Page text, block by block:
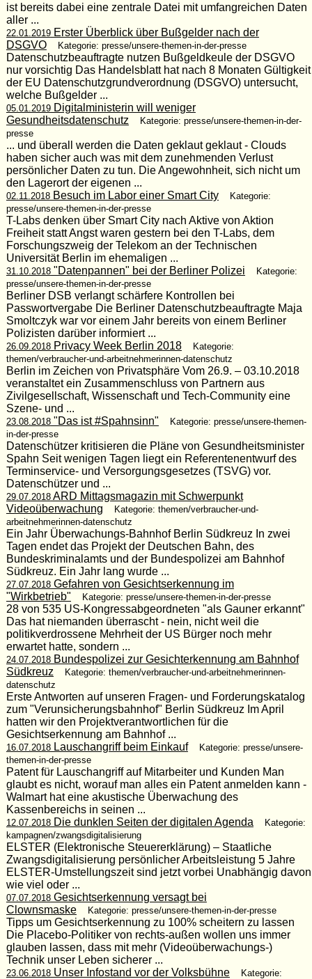
ist bereits dabei eine zentrale Datei mit umfangreichen Daten
aller ...
22.01.2019Erster Überblick über Bußgelder nach der
DSGVO
Kategorie: presse/unsere-themen-in-der-presse
Datenschutzbeauftragte nutzen Bußgeldkeule der DSGVO
nur vorsichtig Das Handelsblatt hat nach 8 Monaten Gültigkeit
der EU Datenschutzgrundverordnung (DSGVO) untersucht,
welche Bußgelder ...
05.01.2019Digitalministerin will weniger
Gesundheitsdatenschutz
Kategorie: presse/unsere-themen-in-der-
presse
... und überall werden die Daten geklaut geklaut - Clouds
haben sicher auch was mit dem zunehmenden Verlust
persönlicher Daten zu tun. Die Angewohnheit, sich nicht um
den Lagerort der eigenen ...
02.11.2018Besuch im Labor einer Smart City
Kategorie:
presse/unsere-themen-in-der-presse
T-Labs denken über Smart City nach Aktive von Aktion
Freiheit statt Angst waren gestern bei den T-Labs, dem
Forschungszweig der Telekom an der Technischen
Universität Berlin im ehemaligen ...
31.10.2018"Datenpannen" bei der Berliner Polizei
Kategorie:
presse/unsere-themen-in-der-presse
Berliner DSB verlangt schärfere Kontrollen bei
Passwortvergabe Die Berliner Datenschutzbeauftragte Maja
Smoltczyk war vor einem Jahr bereits von einem Berliner
Polizisten darüber informiert ...
26.09.2018Privacy Week Berlin 2018
Kategorie:
themen/verbraucher-und-arbeitnehmerinnen-datenschutz
Berlin im Zeichen von Privatsphäre Vom 26.9. – 03.10.2018
veranstaltet ein Zusammenschluss von Partnern aus
Zivilgesellschaft, Wissenschaft und Tech-Community eine
Szene- und ...
23.08.2018"Das ist #Spahnsinn"
Kategorie: presse/unsere-themen-
in-der-presse
Datenschützer kritisieren die Pläne von Gesundheitsminister
Spahn Seit wenigen Tagen liegt ein Referentenentwurf des
Terminservice- und Versorgungsgesetzes (TSVG) vor.
Datenschützer und ...
29.07.2018ARD Mittagsmagazin mit Schwerpunkt
Videoüberwachung
Kategorie: themen/verbraucher-und-
arbeitnehmerinnen-datenschutz
Ein Jahr Überwachungs-Bahnhof Berlin Südkreuz In zwei
Tagen endet das Projekt der Deutschen Bahn, des
Bundeskriminalamts und der Bundespolizei am Bahnhof
Südkreuz. Ein Jahr lang wurde ...
27.07.2018Gefahren von Gesichtserkennung im
"Wirkbetrieb"
Kategorie: presse/unsere-themen-in-der-presse
28 von 535 US-Kongressabgeordneten "als Gauner erkannt"
Das hat niemanden überrascht - nein, nicht weil die
politikverdrossene Mehrheit der US Bürger noch mehr
erwartet hatte, sondern ...
24.07.2018Bundespolizei zur Gesichterkennung am Bahnhof
Südkreuz
Kategorie: themen/verbraucher-und-arbeitnehmerinnen-
datenschutz
Erste Antworten auf unseren Fragen- und Forderungskatalog
zum "Verunsicherungsbahnhof" Berlin Südkreuz Im April
hatten wir den Projektverantwortlichen für die
Gesichtserkennung am Bahnhof ...
16.07.2018Lauschangriff beim Einkauf
Kategorie: presse/unsere-
themen-in-der-presse
Patent für Lauschangriff auf Mitarbeiter und Kunden Man
glaubt es nicht, worauf man alles ein Patent anmelden kann -
Walmart hat eine akustische Überwachung des
Kassenbereichs in seinen ...
12.07.2018Die dunklen Seiten der digitalen Agenda
Kategorie:
kampagnen/zwangsdigitalisierung
ELSTER (Elektronische Steuererklärung) – Staatliche
Zwangsdigitalisierung persönlicher Arbeitsleistung 5 Jahre
ELSTER-Umstellungszeit sind jetzt vorbei Unabhängig davon
wie viel oder ...
07.07.2018Gesichtserkennung versagt bei
Clownsmaske
Kategorie: presse/unsere-themen-in-der-presse
Tipps um Gesichtserkennung zu 100% scheitern zu lassen
Die Placebo-Politiker von rechts-außen wollen uns immer
glauben lassen, dass mit mehr (Videoüberwachungs-)
Technik unser Leben sicherer ...
23.06.2018Unser Infostand vor der Volksbühne
Kategorie: